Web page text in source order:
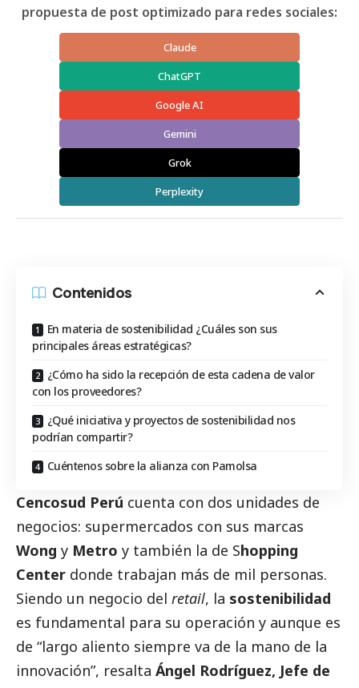
propuesta de post optimizado para redes sociales:
Claude
ChatGPT
Google AI
Gemini
Grok
Perplexity
Contenidos
En materia de sostenibilidad ¿Cuáles son sus
principales áreas estratégicas?
¿Cómo ha sido la recepción de esta cadena de valor
con los proveedores?
¿Qué iniciativa y proyectos de sostenibilidad nos
podrían compartir?
Cuéntenos sobre la alianza con Pamolsa
Cencosud Perú cuenta con dos unidades de
negocios: supermercados con sus marcas
Wong y Metro y también la de Shopping
Center donde trabajan más de mil personas.
Siendo un negocio del retail, la sostenibilidad
es fundamental para su operación y aunque es
de “largo aliento siempre va de la mano de la
innovación”, resalta Ángel Rodríguez, Jefe de